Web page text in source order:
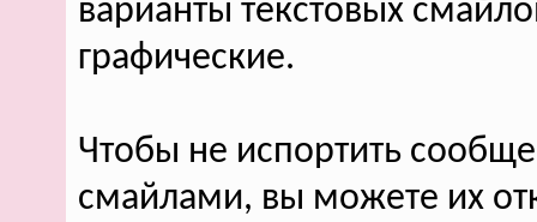
варианты текстовых
графические.
Чтобы не испортить
смайлами, вы можете их